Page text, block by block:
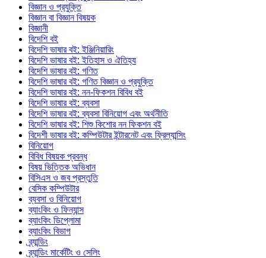
বিজ্ঞান ও প্রযুক্তি
বিজ্ঞান বা বিজ্ঞান বিষয়ক
বিজ্ঞানী
বিদেশি বই
বিদেশি ভাষার বই: ইঞ্জিনিয়ারিং
বিদেশি ভাষার বই: ইতিহাস ও ঐতিহ্য
বিদেশি ভাষার বই: গণিত
বিদেশি ভাষার বই: গণিত বিজ্ঞান ও প্রযুক্তি
বিদেশি ভাষার বই: নন-ফিকশন বিবিধ বই
বিদেশি ভাষার বই: ব্যবসা
বিদেশি ভাষার বই: ব্যবসা বিনিয়োগ এবং অর্থনীতি
বিদেশি ভাষার বই: শিশু কিশোর নন ফিকশন বই
বিদেশী ভাষার বই: কম্পিউটার ইন্টারনেট এবং ফ্রিল্যান্সিং
বিনিয়োগ
বিবিধ বিষয়ক প্রবন্ধ
বিষয় ভিত্তিক অভিধান
বিসিএস ও জব প্রস্তুতি
বেসিক কম্পিউটার
ব্যবসা ও বিনিয়োগ
ব্যাংকিং ও ফিন্যান্স
ব্যাংকিং ডিপ্লোমা
ব্যাংকিং বিভাগ
ব্র্যান্ডিং
ব্র্যান্ডিং মার্কেটিং ও সেলিং